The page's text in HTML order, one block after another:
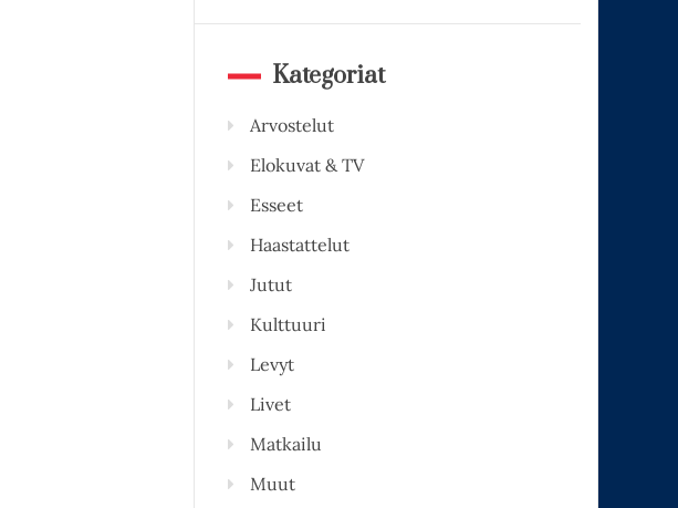
Kategoriat
Arvostelut
Elokuvat & TV
Esseet
Haastattelut
Jutut
Kulttuuri
Levyt
Livet
Matkailu
Muut